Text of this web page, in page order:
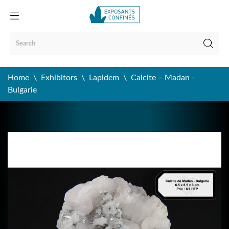
Home Exhibitors Lapidem
Calcite – Madan -
Bulgarie